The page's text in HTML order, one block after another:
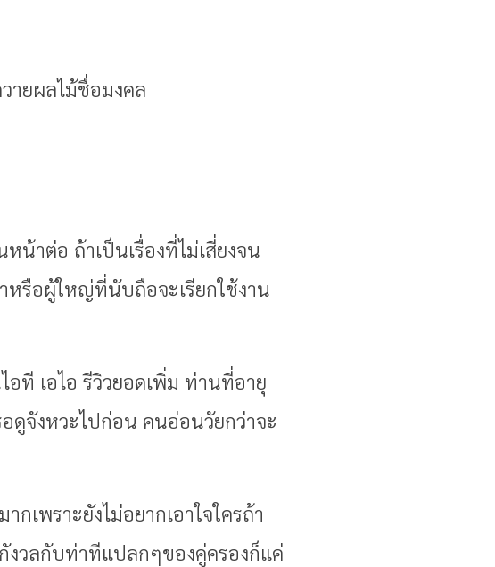
ายผลไม้ชื่อมงคล
น้าต่อ ถ้าเป็นเรื่องที่ไม่เสี่ยงจน
หรือผู้ใหญ่ที่นับถือจะเรียกใช้งาน
ที เอไอ รีวิวยอดเพิ่ม ท่านที่อายุ
อดูจังหวะไปก่อน คนอ่อนวัยกว่าจะ
เพราะยังไม่อยากเอาใจใครถ้า
งวลกับท่าทีแปลกๆของคู่ครองก็แค่